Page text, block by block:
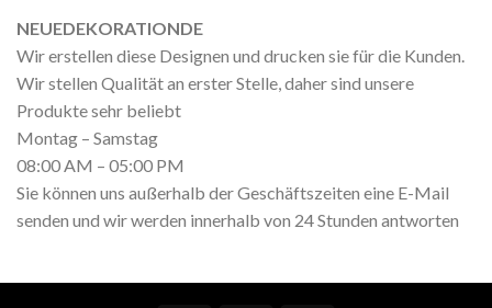
NEUEDEKORATIONDE
Wir erstellen diese Designen und drucken sie für die Kunden.
Wir stellen Qualität an erster Stelle, daher sind unsere
Produkte sehr beliebt
Montag – Samstag
08:00 AM – 05:00 PM
Sie können uns außerhalb der Geschäftszeiten eine E-Mail
senden und wir werden innerhalb von 24 Stunden antworten